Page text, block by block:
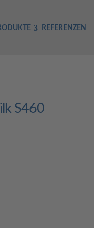
REFERENZEN
S460